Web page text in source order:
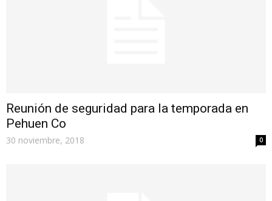
Reunión de seguridad para la temporada en
Pehuen Co
30 noviembre, 2018 0